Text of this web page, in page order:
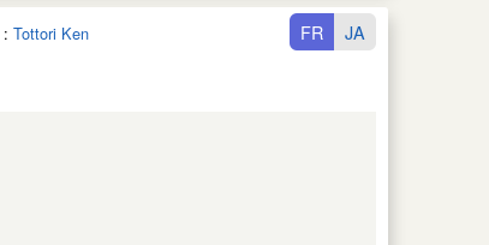
: Tottori Ken FR JA